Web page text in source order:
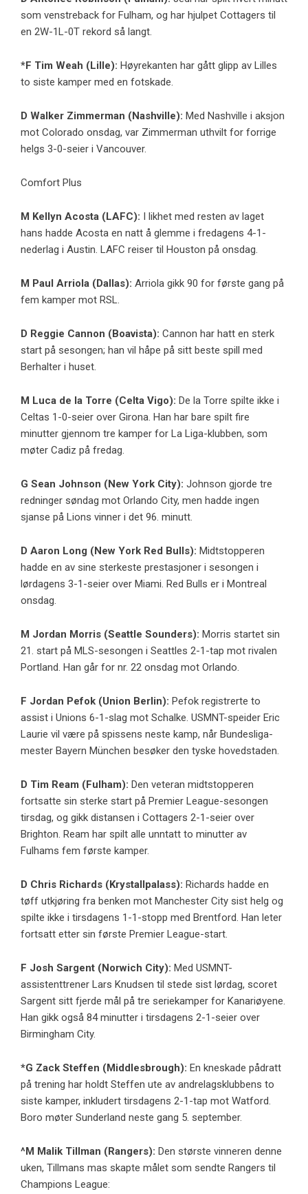
som venstreback for Fulham, og har hjulpet Cottagers til
en 2W-1L-0T rekord så langt.
*F Tim Weah (Lille): Høyrekanten har gått glipp av Lilles
to siste kamper med en fotskade.
D Walker Zimmerman (Nashville): Med Nashville i aksjon
mot Colorado onsdag, var Zimmerman uthvilt for forrige
helgs 3-0-seier i Vancouver.
Comfort Plus
M Kellyn Acosta (LAFC):
I likhet med resten av laget
hans hadde Acosta en natt å glemme i fredagens 4-1-
nederlag i Austin. LAFC reiser til Houston på onsdag.
M Paul Arriola (Dallas): Arriola gikk 90 for første gang på
fem kamper mot RSL.
D Reggie Cannon (Boavista): Cannon har hatt en sterk
start på sesongen; han vil håpe på sitt beste spill med
Berhalter i huset.
M Luca de la Torre (Celta Vigo): De la Torre spilte ikke i
Celtas 1-0-seier over Girona. Han har bare spilt fire
minutter gjennom tre kamper for La Liga-klubben, som
møter Cadiz på fredag.
G Sean Johnson (New York City): Johnson gjorde tre
redninger søndag mot Orlando City, men hadde ingen
sjanse på Lions vinner i det 96. minutt.
D Aaron Long (New York Red Bulls): Midtstopperen
hadde en av sine sterkeste prestasjoner i sesongen i
lørdagens 3-1-seier over Miami. Red Bulls er i Montreal
onsdag.
M Jordan Morris (Seattle Sounders): Morris startet sin
21. start på MLS-sesongen i Seattles 2-1-tap mot rivalen
Portland. Han går for nr. 22 onsdag mot Orlando.
F Jordan Pefok (Union Berlin): Pefok registrerte to
assist i Unions 6-1-slag mot Schalke. USMNT-speider Eric
Laurie vil være på spissens neste kamp, ​​når Bundesliga-
mester Bayern München besøker den tyske hovedstaden.
D Tim Ream (Fulham): Den veteran midtstopperen
fortsatte sin sterke start på Premier League-sesongen
tirsdag, og gikk distansen i Cottagers 2-1-seier over
Brighton. Ream har spilt alle unntatt to minutter av
Fulhams fem første kamper.
D Chris Richards (Krystallpalass): Richards hadde en
tøff utkjøring fra benken mot Manchester City sist helg og
spilte ikke i tirsdagens 1-1-stopp med Brentford. Han leter
fortsatt etter sin første Premier League-start.
F Josh Sargent (Norwich City): Med USMNT-
assistenttrener Lars Knudsen til stede sist lørdag, scoret
Sargent sitt fjerde mål på tre seriekamper for Kanariøyene.
Han gikk også 84 minutter i tirsdagens 2-1-seier over
Birmingham City.
*G Zack Steffen (Middlesbrough): En kneskade pådratt
på trening har holdt Steffen ute av andrelagsklubbens to
siste kamper, inkludert tirsdagens 2-1-tap mot Watford.
Boro møter Sunderland neste gang 5. september.
^M Malik Tillman (Rangers): Den største vinneren denne
uken, Tillmans mas skapte målet som sendte Rangers til
Champions League: